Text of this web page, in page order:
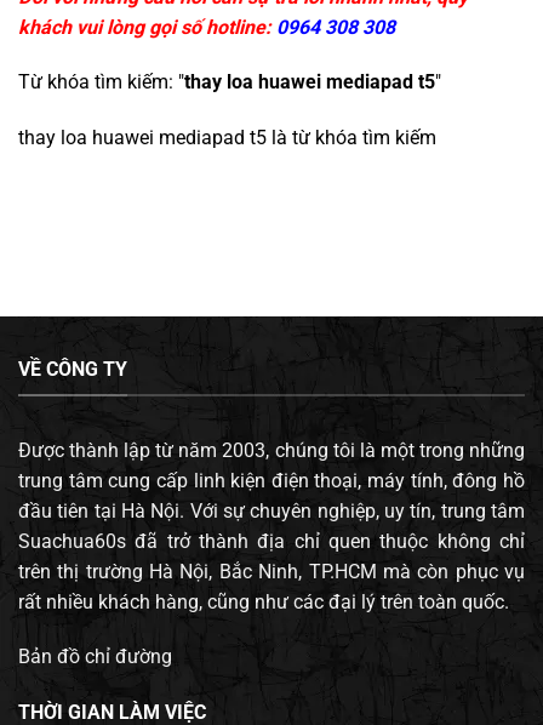
khách vui lòng gọi số hotline: 0964 308 308
Từ khóa tìm kiếm: "thay loa huawei mediapad t5"
thay loa huawei mediapad t5 là từ khóa tìm kiếm
VỀ CÔNG TY
Được thành lập từ năm 2003, chúng tôi là một trong những
trung tâm cung cấp linh kiện điện thoại, máy tính, đông hồ
đầu tiên tại Hà Nội. Với sự chuyên nghiệp, uy tín, trung tâm
Suachua60s đã trở thành địa chỉ quen thuộc không chỉ
trên thị trường Hà Nội, Bắc Ninh, TP.HCM mà còn phục vụ
rất nhiều khách hàng, cũng như các đại lý trên toàn quốc.
Bản đồ chỉ đường
THỜI GIAN LÀM VIỆC